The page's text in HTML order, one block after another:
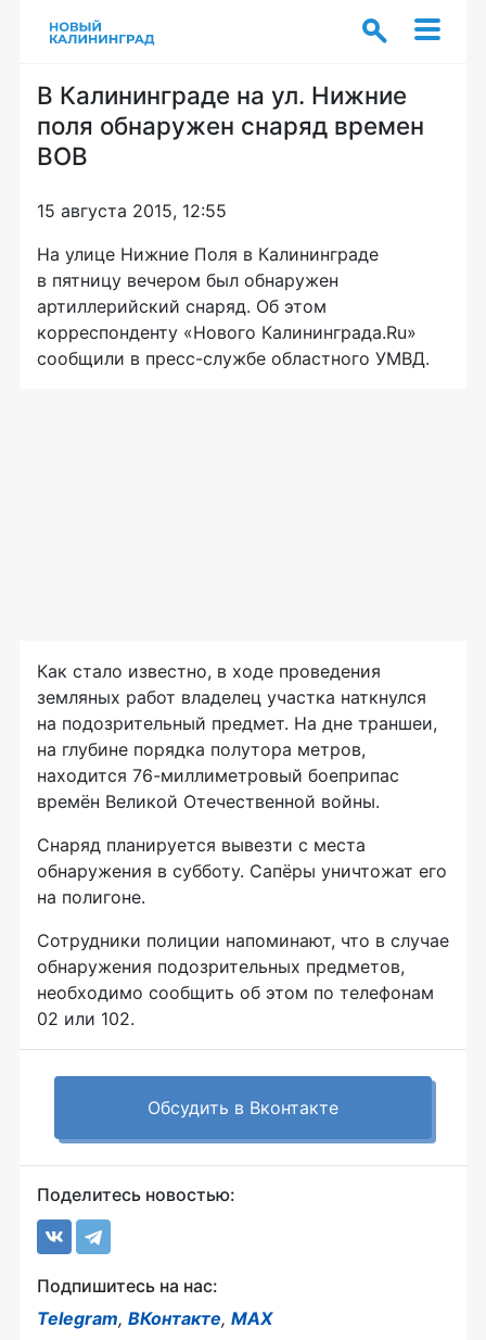
В Калининграде на ул. Нижние
поля обнаружен снаряд времен
ВОВ
15 августа 2015, 12:55
На улице Нижние Поля в Калининграде
в пятницу вечером был обнаружен
артиллерийский снаряд. Об этом
корреспонденту «Нового Калининграда.Ru»
сообщили в пресс-службе областного УМВД.
Как стало известно, в ходе проведения
земляных работ владелец участка наткнулся
на подозрительный предмет. На дне траншеи,
на глубине порядка полутора метров,
находится 76-миллиметровый боеприпас
времён Великой Отечественной войны.
Снаряд планируется вывезти с места
обнаружения в субботу. Сапёры уничтожат его
на полигоне.
Сотрудники полиции напоминают, что в случае
обнаружения подозрительных предметов,
необходимо сообщить об этом по телефонам
02 или 102.
Обсудить в Вконтакте
Поделитесь новостью:
Подпишитесь на нас:
Telegram, ВКонтакте, MAX